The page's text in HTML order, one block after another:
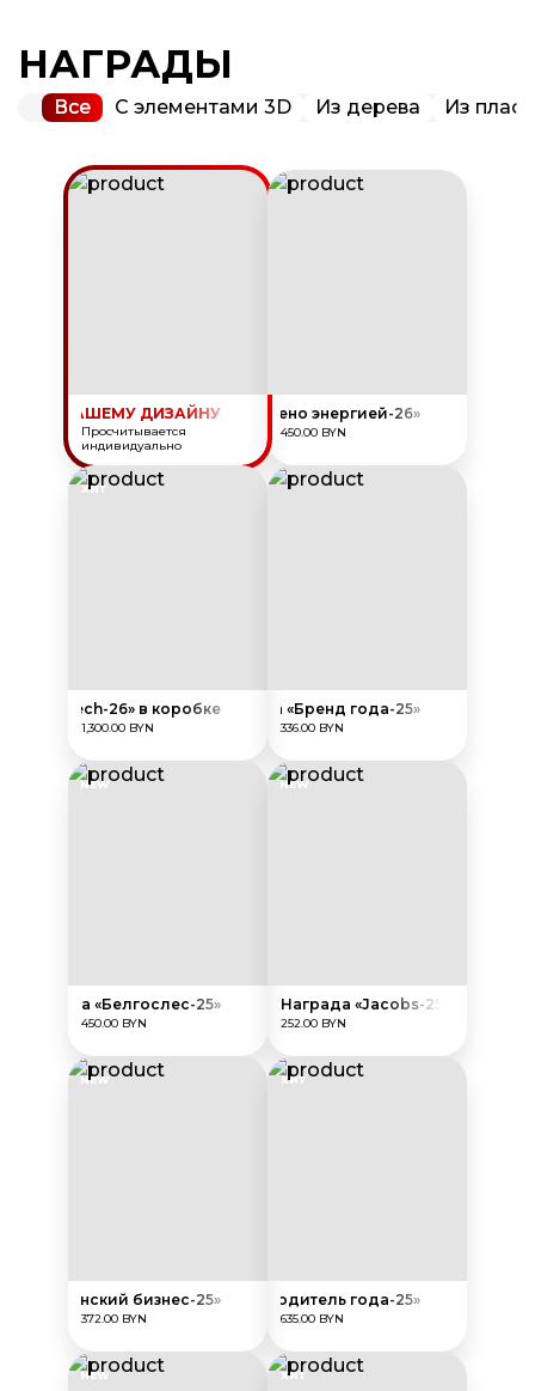
НАГРАДЫ
Все С элементами 3D Из дерева Из
ПО ВАШЕМУ ДИЗАЙНУ
Просчитывается
индивидуально
Награда «Заряжено энергией-26»
450.00 BYN
ХИТ
«Brotech-26» в коробке
1,300.00 BYN
Награда «Бренд года-25»
336.00 BYN
NEW
Награда «Белгослес-25»
450.00 BYN
NEW
Награда «Jacobs-25»
252.00 BYN
NEW
женский бизнес-25»
372.00 BYN
ХИТ
Награда из бетона «Путеводитель года-25»
635.00 BYN
NEW ХИТ